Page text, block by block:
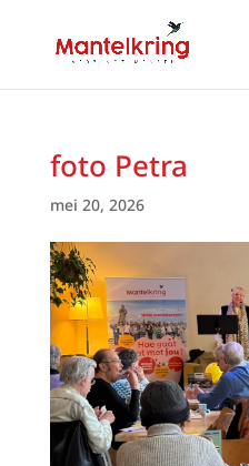
foto Petra
mei 20, 2026